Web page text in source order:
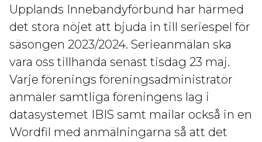
Upplands Innebandyförbund har härmed
det stora nöjet att bjuda in till seriespel för
säsongen 2023/2024. Serieanmälan ska
vara oss tillhanda senast tisdag 23 maj.
Varje förenings föreningsadministratör
anmäler samtliga föreningens lag i
datasystemet IBIS samt mailar också in en
Wordfil med anmälningarna så att det